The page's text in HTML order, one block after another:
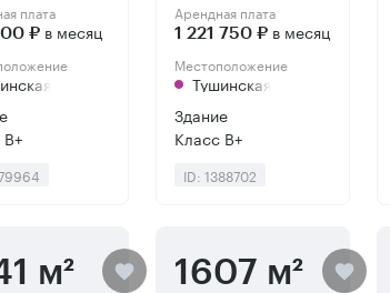
плата
₽в месяц
Арендная плата
1 221 750 ₽ в месяц
Местоположение
Тушинская
Здание
Класс B+
ID: 1388702
м² 1607 м²